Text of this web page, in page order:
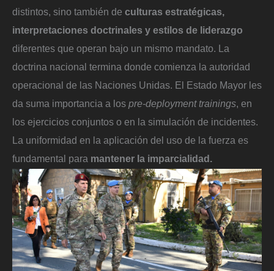
distintos, sino también de culturas estratégicas,
interpretaciones doctrinales y estilos de liderazgo
diferentes que operan bajo un mismo mandato. La
doctrina nacional termina donde comienza la autoridad
operacional de las Naciones Unidas. El Estado Mayor les
da suma importancia a los pre-deployment trainings, en
los ejercicios conjuntos o en la simulación de incidentes.
La uniformidad en la aplicación del uso de la fuerza es
fundamental para mantener la imparcialidad.